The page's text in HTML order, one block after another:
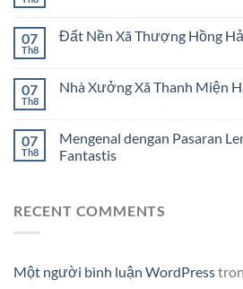
07
Th8
Đất Nền Xã Thượng Hồng
07
Th8
Nhà Xưởng Xã Thanh Miện
07
Th8
Mengenal dengan Pasaran
Fantastis
RECENT COMMENTS
Một người bình luận WordPress